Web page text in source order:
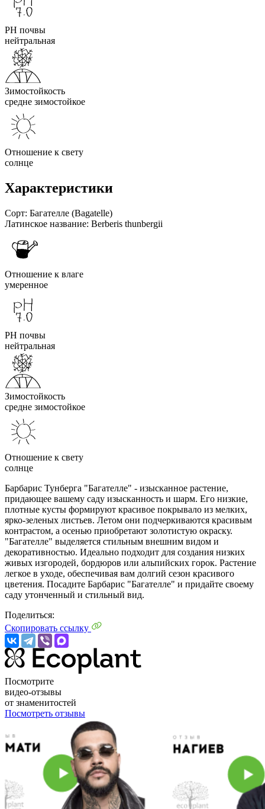
PH почвы
нейтральная
Зимостойкость
средне зимостойкое
Отношение к свету
солнце
Характеристики
Сорт: Багателле (Bagatelle)
Латинское название: Berberis thunbergii
Отношение к влаге
умеренное
PH почвы
нейтральная
Зимостойкость
средне зимостойкое
Отношение к свету
солнце
Барбарис Тунберга "Багателле" - изысканное растение,
придающее вашему саду изысканность и шарм. Его низкие,
плотные кусты формируют красивое покрывало из мелких,
ярко-зеленых листьев. Летом они подчеркиваются красивым
контрастом, а осенью приобретают золотистую окраску.
"Багателле" выделяется стильным внешним видом и
декоративностью. Идеально подходит для создания низких
живых изгородей, бордюров или альпийских горок. Растение
легкое в уходе, обеспечивая вам долгий сезон красивого
цветения. Посадите Барбарис "Багателле" и придайте своему
саду утонченный и стильный вид.
Поделиться:
Скопировать ссылку
Посмотрите
видео-отзывы
от знаменитостей
Посмотреть отзывы